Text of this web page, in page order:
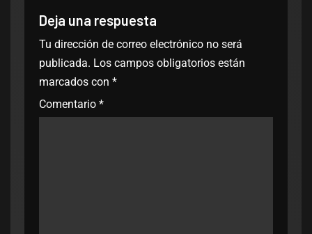
Deja una respuesta
Tu dirección de correo electrónico no será
publicada. Los campos obligatorios están
marcados con *
Comentario *